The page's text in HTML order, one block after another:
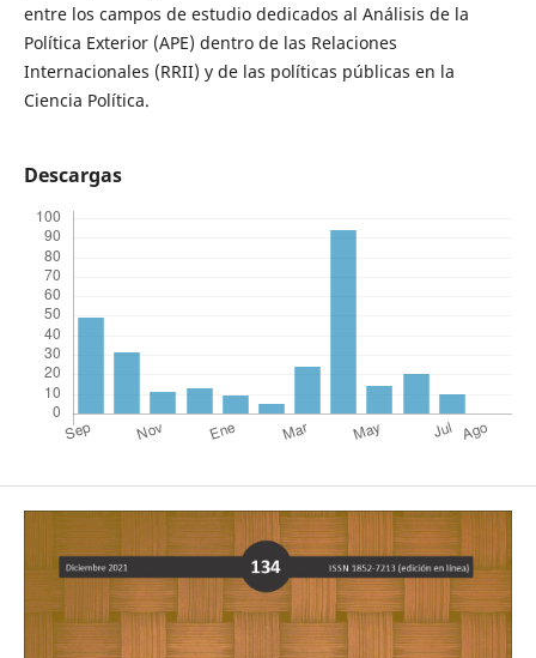
entre los campos de estudio dedicados al Análisis de la
Política Exterior (APE) dentro de las Relaciones
Internacionales (RRII) y de las políticas públicas en la
Ciencia Política.
Descargas